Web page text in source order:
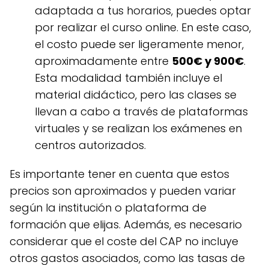
adaptada a tus horarios, puedes optar
por realizar el curso online. En este caso,
el costo puede ser ligeramente menor,
aproximadamente entre 500€ y 900€.
Esta modalidad también incluye el
material didáctico, pero las clases se
llevan a cabo a través de plataformas
virtuales y se realizan los exámenes en
centros autorizados.
Es importante tener en cuenta que estos
precios son aproximados y pueden variar
según la institución o plataforma de
formación que elijas. Además, es necesario
considerar que el coste del CAP no incluye
otros gastos asociados, como las tasas de